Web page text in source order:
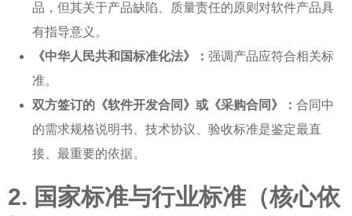
品，但其关于产品缺陷、质量责任的原则对软件产品具
有指导意义。
《中华人民共和国标准化法》：强调产品应符合相关标
准。
双方签订的《软件开发合同》或《采购合同》：合同中
的需求规格说明书、技术协议、验收标准是鉴定最直
接、最重要的依据。
2. 国家标准与行业标准（核心依